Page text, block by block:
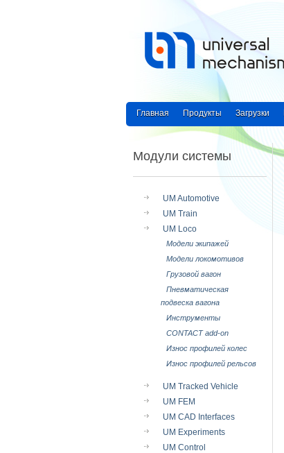
Главная Продукты Загрузки
Модули системы
UM Automotive
UM Train
UM Loco
Модели экипажей
Модели локомотивов
Грузовой вагон
Пневматическая
подвеска вагона
Инструменты
CONTACT add-on
Износ профилей колес
Износ профилей рельсов
UM Tracked Vehicle
UM FEM
UM CAD Interfaces
UM Experiments
UM Control